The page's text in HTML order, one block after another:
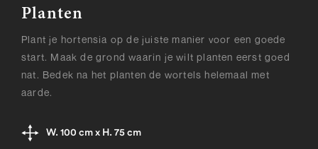
Planten
Plant je hortensia op de juiste manier voor een goede
start. Maak de grond waarin je wilt planten eerst goed
nat. Bedek na het planten de wortels helemaal met
aarde.
W. 100 cm x H. 75 cm